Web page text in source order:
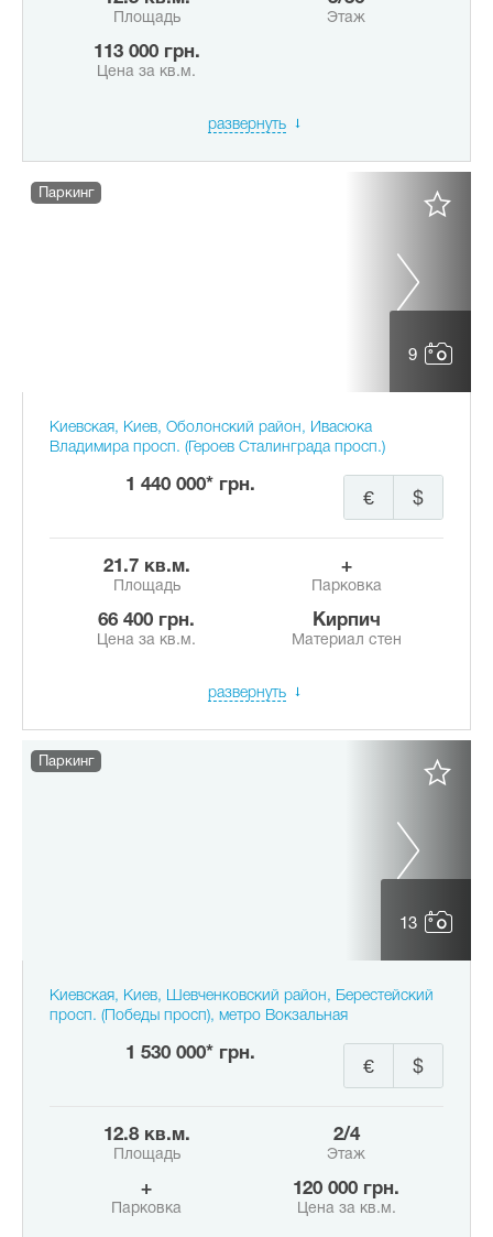
Площадь Этаж
113 000 грн.
Цена за кв.м.
развернуть
9
Паркинг
Киевская, Киев, Оболонский район, Ивасюка
Владимира просп. (Героев Сталинграда просп.)
1 440 000* грн.
$
€
21.7 кв.м.
Площадь
+
Парковка
66 400 грн.
Цена за кв.м.
Кирпич
Материал стен
развернуть
13
Паркинг
Киевская, Киев, Шевченковский район, Берестейский
просп. (Победы просп), метро Вокзальная
1 530 000* грн.
$
€
12.8 кв.м.
Площадь
2/4
Этаж
+
Парковка
120 000 грн.
Цена за кв.м.